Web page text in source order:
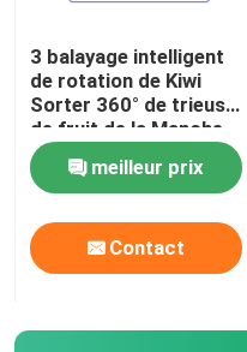
VR Show
Au sujet de nous
3 balayage intelligent
de rotation de Kiwi
Sorter 360° de trieuse
de fruit de la Manche
380V
meilleur prix
Contact